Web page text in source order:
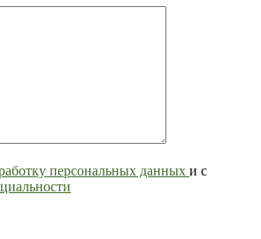
персональных данных и с